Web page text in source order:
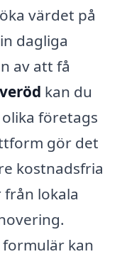
värdet på
dagliga
av att få
kan du
företags
gör det
kostnadsfria
lokala
kan